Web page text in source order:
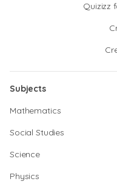
Quizizz
Subjects
Mathematics
Social Studies
Science
Physics